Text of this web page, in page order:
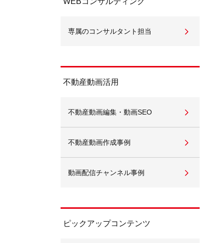
専属のコンサルタント担当
不動産動画活用
不動産動画編集・動画SEO
不動産動画作成事例
動画配信チャンネル事例
ピックアップコンテンツ